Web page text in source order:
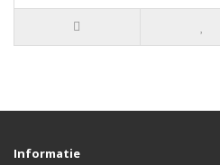
Informatie